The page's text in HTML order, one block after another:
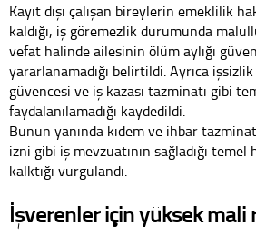
Kayıt dışı çalışan bireylerin emeklilik
kaldığı, iş göremezlik durumunda
vefat halinde ailesinin ölüm aylığı
yararlanamadığı belirtildi. Ayrıca işsizlik
güvencesi ve iş kazası tazminatı gibi
faydalanılamadığı kaydedildi.
Bunun yanında kıdem ve ihbar
izni gibi iş mevzuatının sağladığı temel
kalktığı vurgulandı.
İşverenler için yüksek mali